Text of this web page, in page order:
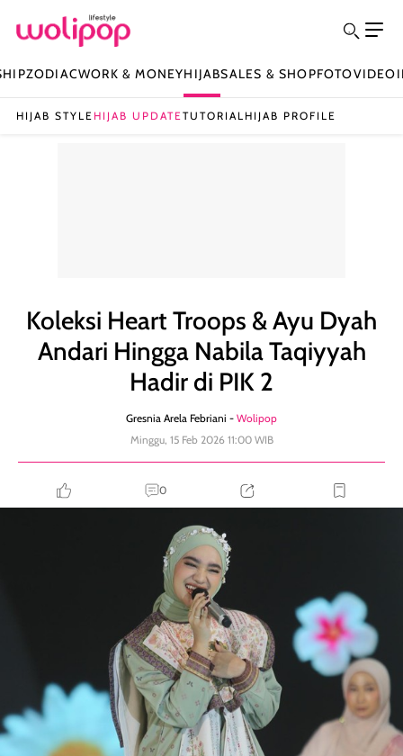
ZODIACWORK & MONEYHIJABSALES & SHOPFOTOVIDEO
HIJAB STYLE HIJAB UPDATETUTORIAL HIJAB PROFILE
Koleksi Heart Troops & Ayu Dyah
Andari Hingga Nabila Taqiyyah
Hadir di PIK 2
Gresnia Arela Febriani - Wolipop
Minggu, 15 Feb 2026 11:00 WIB
0